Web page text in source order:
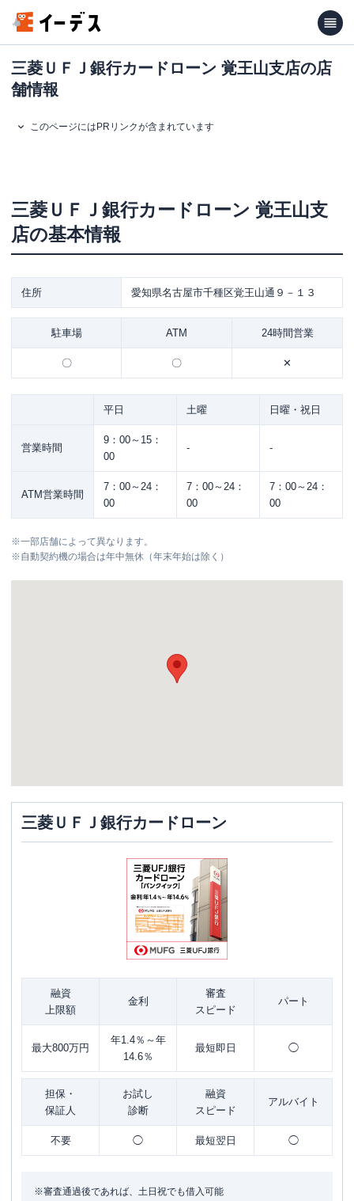
三菱ＵＦＪ銀行カードローン 覚王山支店の店
舗情報
このページにはPRリンクが含まれています
三菱ＵＦＪ銀行カードローン 覚王山支
店の基本情報
住所 愛知県名古屋市千種区覚王山通９－１３
駐車場 ATM 24時間営業
〇 〇 ✕
平日 土曜 日曜・祝日
営業時間
9：00～15：
00
- -
ATM営業時間
7：00～24：
00
7：00～24：
00
7：00～24：
00
※一部店舗によって異なります。
※自動契約機の場合は年中無休（年末年始は除く）
三菱ＵＦＪ銀行カードローン
融資
上限額
金利
審査
スピード
パート
最大800万円
年1.4％～年
14.6％
最短即日 ◯
担保・
保証人
お試し
診断
融資
スピード
アルバイト
不要 ◯ 最短翌日 ◯
※審査通過後であれば、土日祝でも借入可能